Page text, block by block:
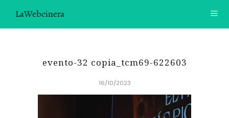
LaWebcinera
CONTACTO
evento-32 copia_tcm69-622603
16/10/2023